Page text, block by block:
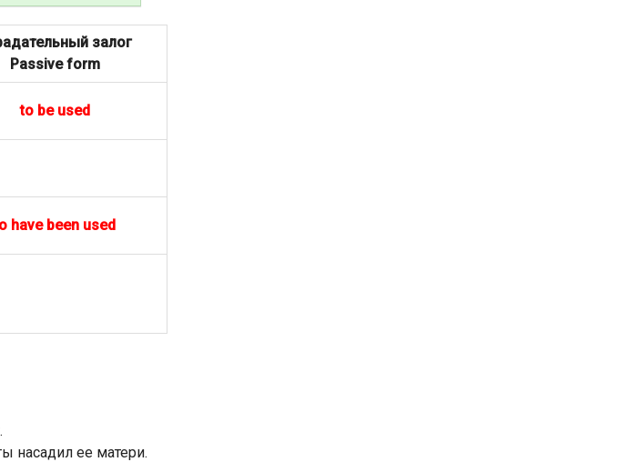
залог
Passive form
to be used
have been used
насадил ее матери.